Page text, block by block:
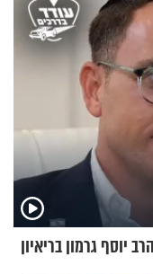
יוסף גרמון בריאיון